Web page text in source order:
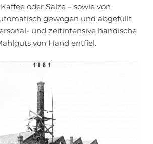
oder Salze – sowie von
gewogen und abgefüllt
und zeitintensive händische
von Hand entfiel.